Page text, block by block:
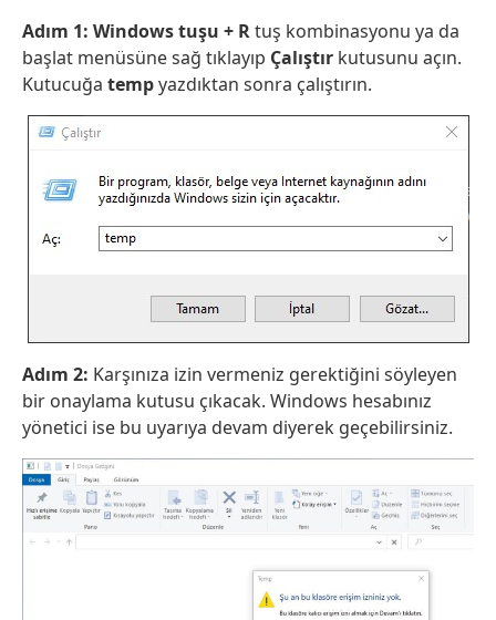
Adım 1: Windows tuşu + Rtuş kombinasyonu ya da
başlat menüsüne sağ tıklayıp Çalıştır kutusunu açın.
Kutucuğa tempyazdıktan sonra çalıştırın.
Adım 2: Karşınıza izin vermeniz gerektiğini söyleyen
bir onaylama kutusu çıkacak. Windows hesabınız
yönetici ise bu uyarıya devam diyerek geçebilirsiniz.